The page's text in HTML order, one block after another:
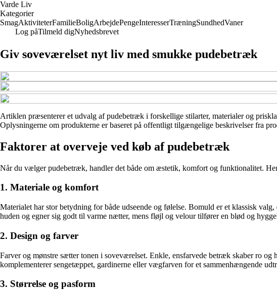
Varde Liv
Kategorier
SmagAktiviteterFamilieBoligArbejdePengeInteresserTræningSundhedVaner
Log påTilmeld digNyhedsbrevet
Giv soveværelset nyt liv med smukke pudebetræk
Artiklen præsenterer et udvalg af pudebetræk i forskellige stilarter, materialer og
Oplysningerne om produkterne er baseret på offentligt tilgængelige beskrivelser fra
Faktorer at overveje ved køb af pudebetræk
Når du vælger pudebetræk, handler det både om æstetik, komfort og funktionalitet.
1. Materiale og komfort
Materialet har stor betydning for både udseende og følelse. Bomuld er et klassisk
huden og egner sig godt til varme nætter, mens fløjl og velour tilfører en blød og
2. Design og farver
Farver og mønstre sætter tonen i soveværelset. Enkle, ensfarvede betræk skaber ro
komplementerer sengetæppet, gardinerne eller vægfarven for et sammenhængende
3. Størrelse og pasform